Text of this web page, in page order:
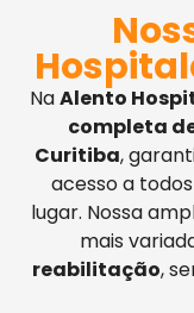
NaAlento
completa
Curitiba,
acesso a
lugar. Nossa
mais
reabilitação,